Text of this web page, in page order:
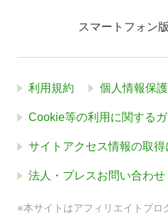
スマートフォン版
利用規約 個人情報保
Cookie等の利用に関する
サイトアクセス情報の取得
法人・プレスお問い合わせ
※本サイトはアフィリエイトプロ